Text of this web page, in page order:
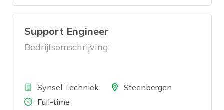
Support Engineer
Bedrijfsomschrijving:
BedrijfSynsel Techniek LocatieSteenbergen
Aantal uren
Full-time